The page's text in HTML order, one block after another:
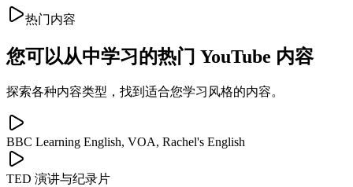
热门内容
您可以从中学习的热门 YouTube 内容
探索各种内容类型，找到适合您学习风格的内容。
BBC Learning English, VOA, Rachel's English
TED 演讲与纪录片